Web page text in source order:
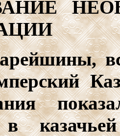
в